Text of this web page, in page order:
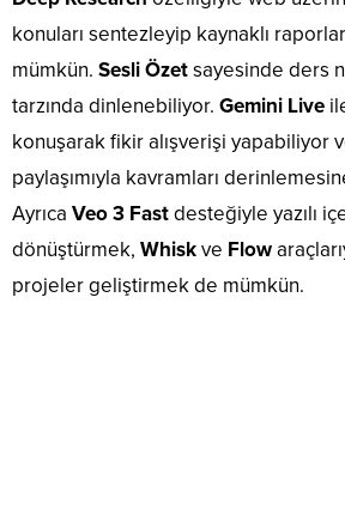
konuları sentezleyip kaynaklı
mümkün. Sesli Özetsayesinde ders
tarzında dinlenebiliyor. Gemini Live
konuşarak fikir alışverişi yapabiliyor
paylaşımıyla kavramları
Ayrıca Veo 3 Fastdesteğiyle yazılı
dönüştürmek, Whiskve Flow
projeler geliştirmek de mümkün.